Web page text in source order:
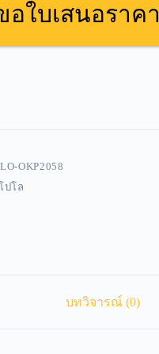
อใบเสนอราคา
OKP2058
ปโล
บทวิจารณ์ (0)